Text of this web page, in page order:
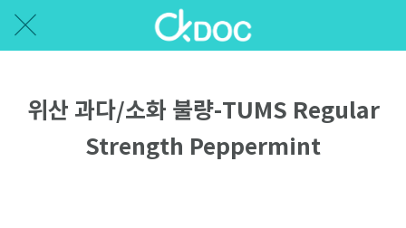
위산 과다/소화 불량-TUMS Regular
Strength Peppermint